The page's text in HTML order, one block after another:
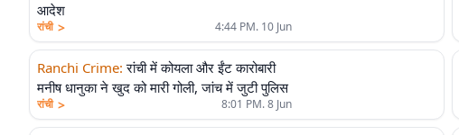
आदेश
रांची > 4:44 PM. 10 Jun
Ranchi Crime: रांची में कोयला और ईंट कारोबारी
मनीष धानुका ने खुद को मारी गोली, जांच में जुटी पुलिस
रांची > 8:01 PM. 8 Jun